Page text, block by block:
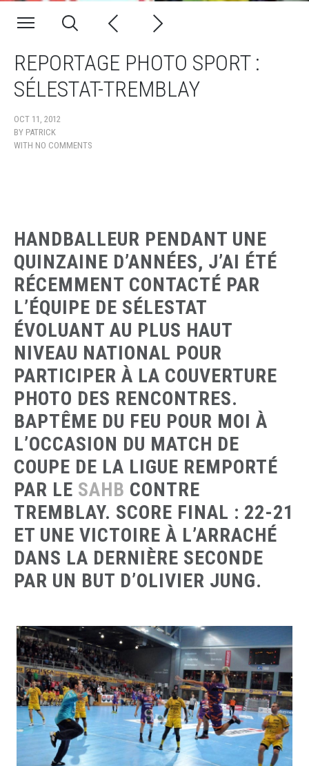
REPORTAGE PHOTO SPORT :
SÉLESTAT-TREMBLAY
OCT 11, 2012
BY PATRICK
WITH NO COMMENTS
HANDBALLEUR PENDANT UNE
QUINZAINE D’ANNÉES, J’AI ÉTÉ
RÉCEMMENT CONTACTÉ PAR
L’ÉQUIPE DE SÉLESTAT
ÉVOLUANT AU PLUS HAUT
NIVEAU NATIONAL POUR
PARTICIPER À LA COUVERTURE
PHOTO DES RENCONTRES.
BAPTÊME DU FEU POUR MOI À
L’OCCASION DU MATCH DE
COUPE DE LA LIGUE REMPORTÉ
PAR LE SAHB CONTRE
TREMBLAY. SCORE FINAL : 22-21
ET UNE VICTOIRE À L’ARRACHÉ
DANS LA DERNIÈRE SECONDE
PAR UN BUT D’OLIVIER JUNG.